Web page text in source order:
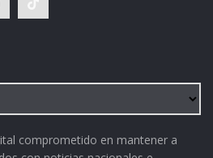
comprometido en mantener a